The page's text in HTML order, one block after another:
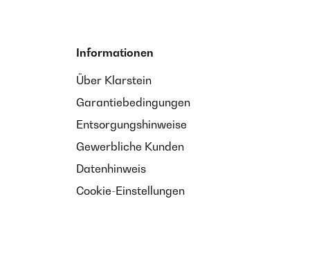
Informationen
Über Klarstein
Garantiebedingungen
Entsorgungshinweise
Gewerbliche Kunden
Datenhinweis
Cookie-Einstellungen